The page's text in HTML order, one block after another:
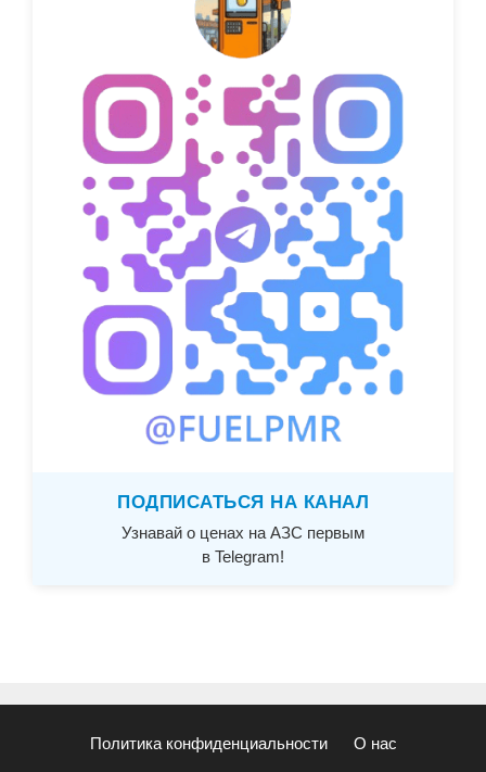
ПОДПИСАТЬСЯ НА КАНАЛ
Узнавай о ценах на АЗС первым
в Telegram!
Политика конфиденциальности О нас